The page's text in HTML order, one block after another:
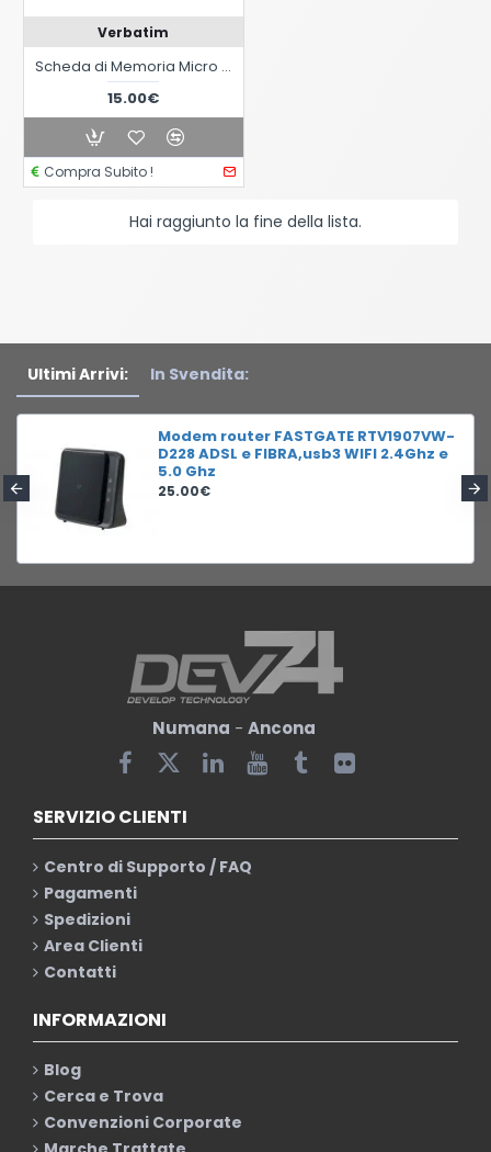
Verbatim
Scheda di Memoria Micro SDHC 16 Gb con Adattatore - Classe 10
15.00€
Compra Subito !
Hai raggiunto la fine della lista.
Ultimi Arrivi: In Svendita:
Modem router FASTGATE RTV1907VW-
D228 ADSL e FIBRA,usb3 WIFI 2.4Ghz e
5.0 Ghz
25.00€
Numana - Ancona
SERVIZIO CLIENTI
Centro di Supporto / FAQ
Pagamenti
Spedizioni
Area Clienti
Contatti
INFORMAZIONI
Blog
Cerca e Trova
Convenzioni Corporate